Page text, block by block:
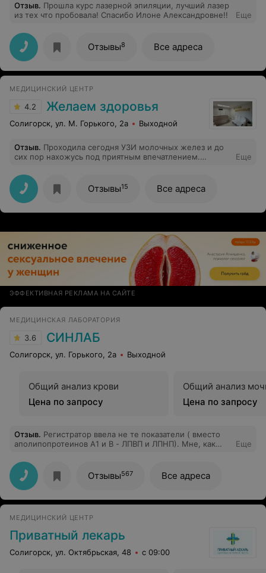
Отзыв. Прошла курс лазерной эпиляции, лучший лазер
из тех что пробовала! Спасибо Илоне Александровне!!
Еще
Отзывы8 Все адреса
МЕДИЦИНСКИЙ ЦЕНТР
4.2 Желаем здоровья
Солигорск, ул. М. Горького, 2а Выходной
Отзыв. Проходила сегодня УЗИ молочных желез и до
сих пор нахожусь под приятным впечатлением.
доброжелательный врач Агабалаев Руслан
Камильевич! Желаю ему здоровья и процветания!
Спасибо!
Еще
Отзывы15 Все адреса
ЭФФЕКТИВНАЯ РЕКЛАМА НА САЙТЕ
МЕДИЦИНСКАЯ ЛАБОРАТОРИЯ
3.6 СИНЛАБ
Солигорск, ул. Горького, 2а Выходной
Общий анализ крови
Цена по запросу
Общий анализ
Цена по запросу
Отзыв. Регистратор ввела не те показатели ( вместо
аполипопротеинов А1 и В - ЛПВП и ЛПНП). Мне, как
они не информативны. При упоминании "у меня
скидка" девушка регистратор на повышенных тонах
объяснила, что надо об этом говорить заранее, до
того, как ввели показатели биохимии (странно, в
прошлый раз таких претензий не было). Оплатила,
нервничала. Впечатление отвратительное.
Еще
Отзывы567 Все адреса
МЕДИЦИНСКИЙ ЦЕНТР
Приватный лекарь
Солигорск, ул. Октябрьская, 48 с 09:00